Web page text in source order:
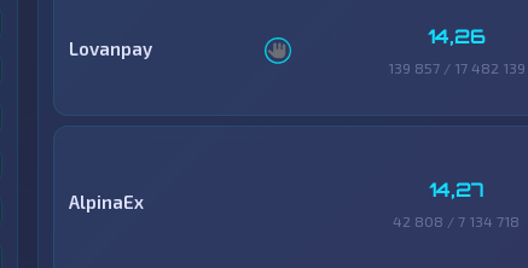
Lovanpay 14,26
139 857 / 17 482 139
AlpinaEx 14,27
42 808 / 7 134 718